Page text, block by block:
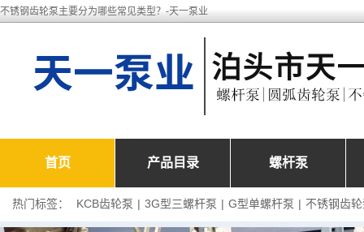
不锈钢齿轮泵主要分为哪些常见类型？-天一泵业
首页 产品目录 螺杆泵
热门标签： KCB齿轮泵 | 3G型三螺杆泵 | G型单螺杆泵 | 不锈钢齿